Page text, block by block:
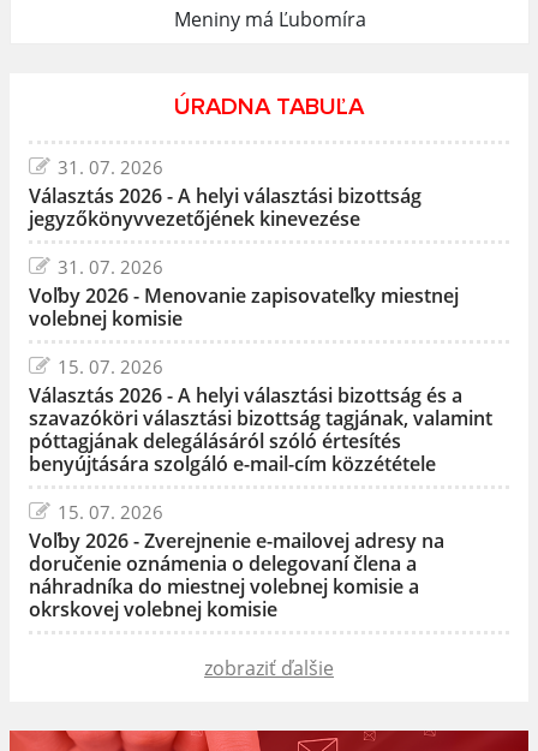
Meniny má Ľubomíra
ÚRADNA TABUĽA
31. 07. 2026
Választás 2026 - A helyi választási bizottság
jegyzőkönyvvezetőjének kinevezése
31. 07. 2026
Voľby 2026 - Menovanie zapisovateľky miestnej
volebnej komisie
15. 07. 2026
Választás 2026 - A helyi választási bizottság és a
szavazóköri választási bizottság tagjának, valamint
póttagjának delegálásáról szóló értesítés
benyújtására szolgáló e-mail-cím közzététele
15. 07. 2026
Voľby 2026 - Zverejnenie e-mailovej adresy na
doručenie oznámenia o delegovaní člena a
náhradníka do miestnej volebnej komisie a
okrskovej volebnej komisie
zobraziť ďalšie